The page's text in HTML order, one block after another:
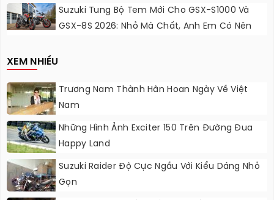
Sắc Cầu Vồng
Suzuki Tung Bộ Tem Mới Cho GSX-S1000 Và
GSX-8S 2026: Nhỏ Mà Chất, Anh Em Có Nên
XEM NHIỀU
Trương Nam Thành Hân Hoan Ngày Về Việt
Nam
Những Hình Ảnh Exciter 150 Trên Đường Đua
Happy Land
Suzuki Raider Độ Cực Ngầu Với Kiểu Dáng Nhỏ
Gọn